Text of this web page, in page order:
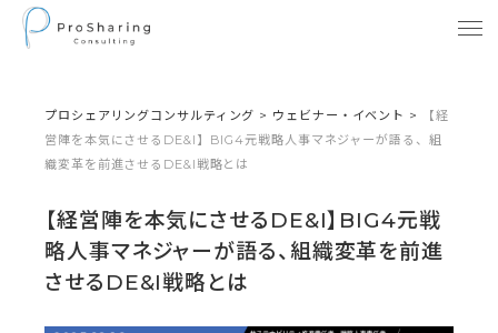
プロシェアリングコンサルティング > ウェビナー・イベント >
【経
営陣を本気にさせるDE&I】BIG4元戦略人事マネジャーが語る、組
織変革を前進させるDE&I戦略とは
【経営陣を本気にさせるDE&I】BIG4元戦
略人事マネジャーが語る、組織変革を前進
させるDE&I戦略とは